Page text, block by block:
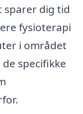
sparer dig tid
fysioterapi
i området
specifikke